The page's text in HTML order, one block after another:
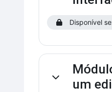
Disponível
Contrairum